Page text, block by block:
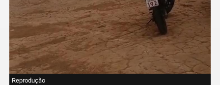
Reprodução